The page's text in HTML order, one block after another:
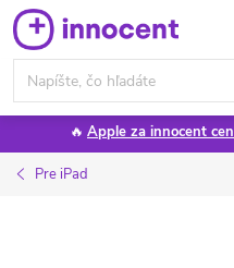
Prejsť
na
obsah
🔥 Apple za innocent
Pre iPad